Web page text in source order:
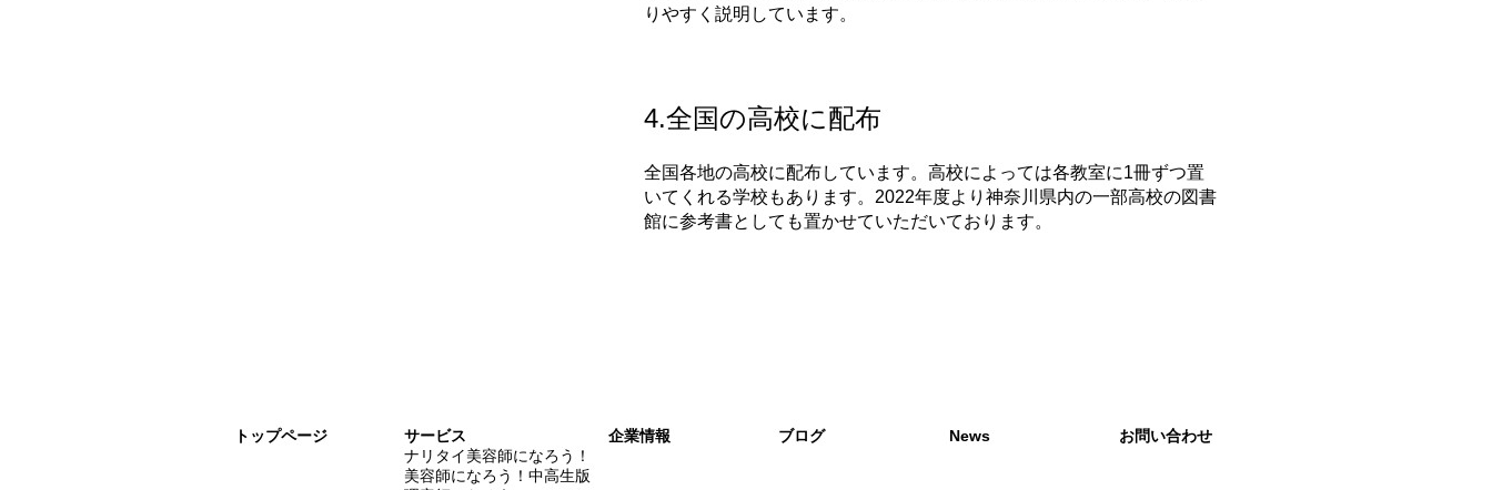
りやすく説明しています。
4.全国の高校に配布
全国各地の高校に配布しています。高校によっては各教室に1冊ずつ置
いてくれる学校もあります。2022年度より神奈川県内の一部高校の図書
館に参考書としても置かせていただいております。
トップページ
サービス
​ナリタイ美容師になろう！
美容師になろう！中高生版
企業情報 ​ブログ News お問い合わせ